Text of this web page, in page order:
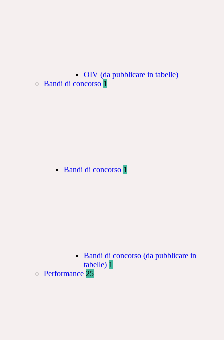
OIV (da pubblicare in tabelle)
Bandi di concorso 1
Bandi di concorso 1
Bandi di concorso (da pubblicare in
tabelle) 1
Performance 25